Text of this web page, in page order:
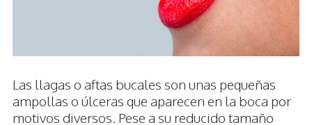
Las llagas o aftas bucales son unas pequeñas
ampollas o úlceras que aparecen en la boca por
motivos diversos. Pese a su reducido tamaño